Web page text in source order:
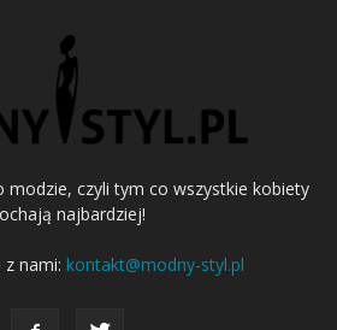
modzie, czyli tym co wszystkie kobiety
najbardziej!
nami: kontakt@modny-styl.pl